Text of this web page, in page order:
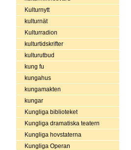
Kulturnytt
kulturnät
Kulturradion
kulturtidskrifter
kulturutbud
kung fu
kungahus
kungamakten
kungar
Kungliga biblioteket
Kungliga dramatiska teatern
Kungliga hovstaterna
Kungliga Operan